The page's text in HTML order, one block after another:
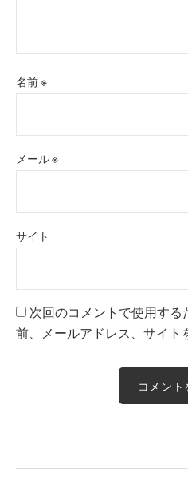
名前※
メール※
サイト
次回のコメントで使用す
前、メールアドレス、サイト